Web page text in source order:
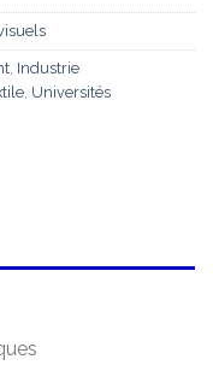
Industrie
Universités